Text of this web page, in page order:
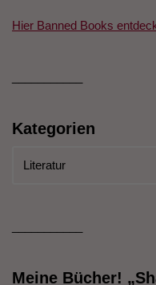
Hier Banned Books
Kategorien
Meine Bücher!